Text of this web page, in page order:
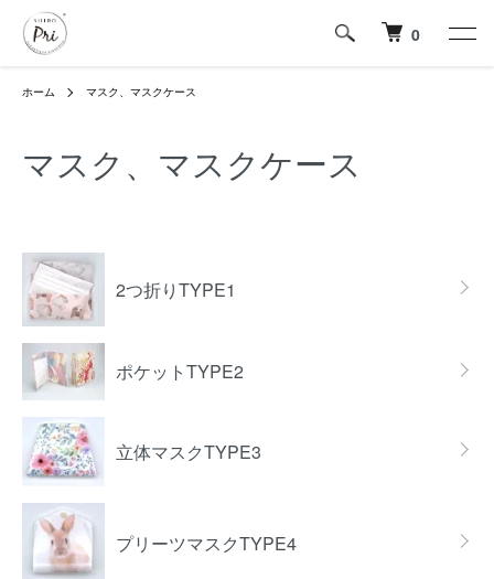
0
ホーム マスク、マスクケース
マスク、マスクケース
2つ折りTYPE1
ポケットTYPE2
立体マスクTYPE3
プリーツマスクTYPE4